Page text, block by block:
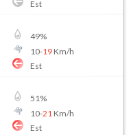
Est
49%
10-19Km/h
Est
51%
10-21 Km/h
Est